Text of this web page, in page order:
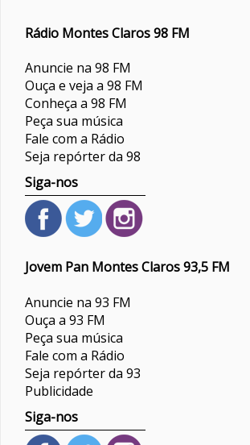
Rádio Montes Claros 98 FM
Anuncie na 98 FM
Ouça e veja a 98 FM
Conheça a 98 FM
Peça sua música
Fale com a Rádio
Seja repórter da 98
Siga-nos
Jovem Pan Montes Claros 93,5 FM
Anuncie na 93 FM
Ouça a 93 FM
Peça sua música
Fale com a Rádio
Seja repórter da 93
Publicidade
Siga-nos